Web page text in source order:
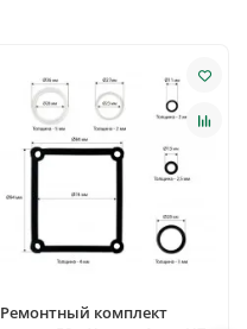
Ремонтный комплект